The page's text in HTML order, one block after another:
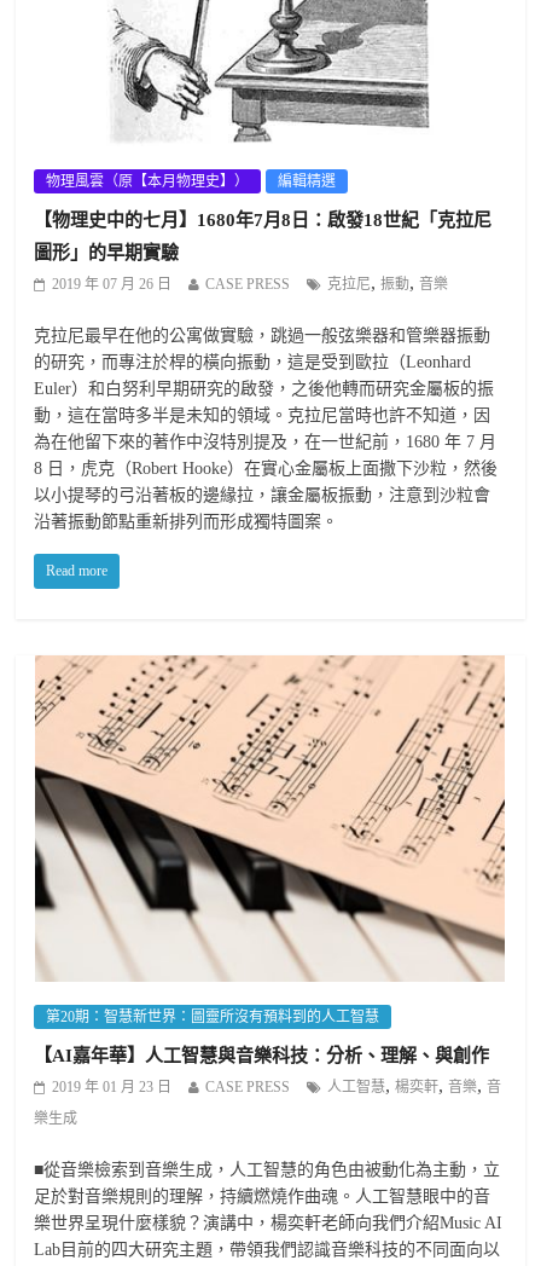
物理風雲（原【本月物理史】） 編輯精選
【物理史中的七月】1680年7月8日：啟發18世紀「克拉尼
圖形」的早期實驗
2019 年 07 月 26 日 CASE PRESS 克拉尼,振動,音樂
克拉尼最早在他的公寓做實驗，跳過一般弦樂器和管樂器振動
的研究，而專注於桿的橫向振動，這是受到歐拉（Leonhard
Euler）和白努利早期研究的啟發，之後他轉而研究金屬板的振
動，這在當時多半是未知的領域。克拉尼當時也許不知道，因
為在他留下來的著作中沒特別提及，在一世紀前，1680 年 7 月
8 日，虎克（Robert Hooke）在實心金屬板上面撒下沙粒，然後
以小提琴的弓沿著板的邊緣拉，讓金屬板振動，注意到沙粒會
沿著振動節點重新排列而形成獨特圖案。
Read more
第20期：智慧新世界：圖靈所沒有預料到的人工智慧
【AI嘉年華】人工智慧與音樂科技：分析、理解、與創作
2019 年 01 月 23 日 CASE PRESS 人工智慧,楊奕軒,音樂,音
樂生成
■從音樂檢索到音樂生成，人工智慧的角色由被動化為主動，立
足於對音樂規則的理解，持續燃燒作曲魂。人工智慧眼中的音
樂世界呈現什麼樣貌？演講中，楊奕軒老師向我們介紹Music AI
Lab目前的四大研究主題，帶領我們認識音樂科技的不同面向以